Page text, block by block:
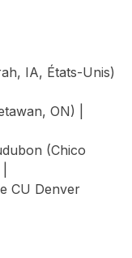
IA, États-Unis)
ON) |
(Chico
CU Denver